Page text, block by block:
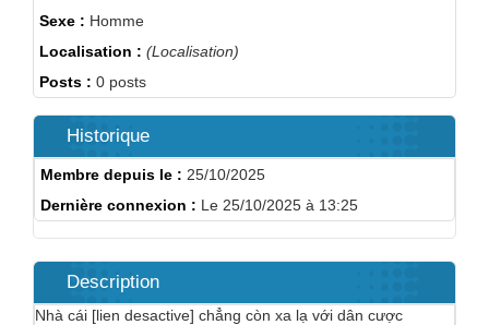
Sexe : Homme
Localisation : (Localisation)
Posts : 0 posts
Historique
Membre depuis le : 25/10/2025
Dernière connexion : Le 25/10/2025 à 13:25
Description
Nhà cái [lien desactive] chẳng còn xa lạ với dân cược